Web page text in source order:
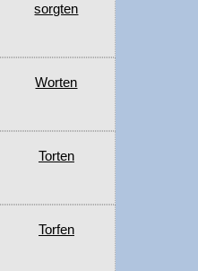
sorgten
Worten
Torten
Torfen